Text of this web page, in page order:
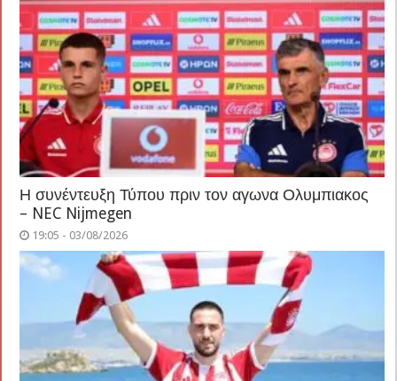
Η συνέντευξη Τύπου πριν τον αγωνα Ολυμπιακος
– NEC Nijmegen
19:05 - 03/08/2026